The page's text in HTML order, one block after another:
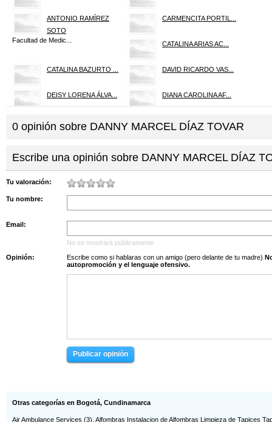
ANTONIO RAMÍREZ
SOTO
Facultad de Medic...
CARMENCITA PORTIL...
CATALINA ARIAS AC...
CATALINA BAZURTO ... DAVID RICARDO VAS...
DEISY LORENA ÁLVA... DIANA CAROLINA AF...
DIEGO ORLANDO DÍA... DIEGO VICENTE LIZ...
Cr. 104 No. 152 C...
EXILASER S A
CRA 16 NRO 84 09
EYBAR ALFONSO DÍA...
GABRIEL ALONSO MO...
GUSTAVO
ALEJANDRO...
Cl. 24 No. 49 - 45
JESUALDO ENRIQUE ...
JOHANNA KARINA J...
JUAN CARLOS RODRI...
LEONARDO
0 opinión sobre DANNY MARCEL DÍAZ TOVAR
Escribe una opinión sobre DANNY MARCEL DÍAZ
Tu valoración:
Tu nombre:
Email:
No se mostrará públicamente
Opinión:
Escribe como si hablaras con un amigo (pero delante de tu madre) No
autopromoción y el lenguaje ofensivo.
Publicar opinión
Otras categorías en Bogotá, Cundinamarca
Air Ambulance Services (3), Alfombras Instalacion de Alfombras Limpieza de Tapices